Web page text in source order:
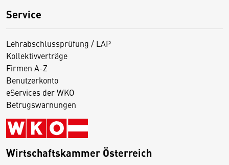
Service
Lehrabschlussprüfung / LAP
Kollektivverträge
Firmen A-Z
Benutzerkonto
eServices der WKO
Betrugswarnungen
Wirtschaftskammer Österreich